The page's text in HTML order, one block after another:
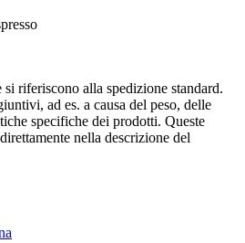
riferiscono alla spedizione standard.
ad es. a causa del peso, delle
specifiche dei prodotti. Queste
nella descrizione del